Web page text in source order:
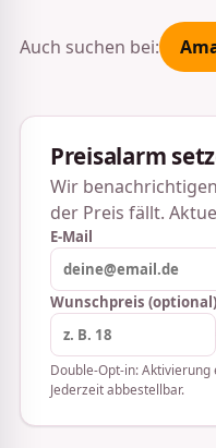
Auch suchen bei:
Preisalarm
Wir
der Preis fällt.
E-Mail
Wunschpreis (optional)
Double-Opt-in:
Jederzeit abbestellbar.